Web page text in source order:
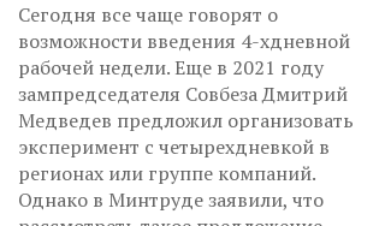
Сегодня все чаще говорят о
возможности введения 4-хдневной
рабочей недели. Еще в 2021 году
зампредседателя Совбеза Дмитрий
Медведев предложил организовать
эксперимент с четырехдневкой в
регионах или группе компаний.
Однако в Минтруде заявили, что